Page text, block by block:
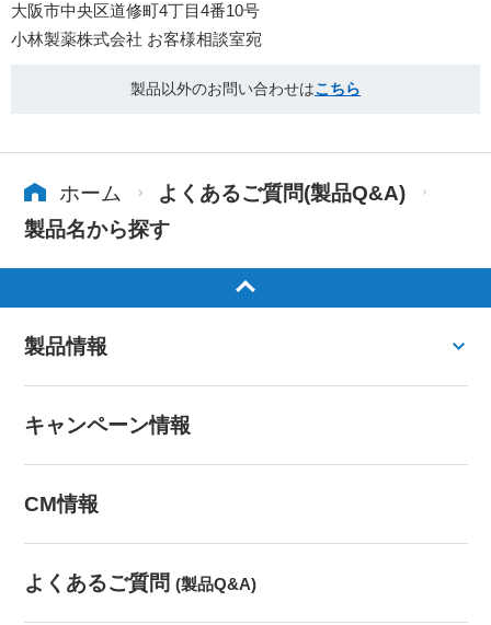
大阪市中央区道修町4丁目4番10号
小林製薬株式会社 お客様相談室宛
製品以外のお問い合わせはこちら
ホーム
よくあるご質問(製品Q&A)
製品名から探す
製品情報
キャンペーン情報
CM情報
よくあるご質問 (製品Q&A)